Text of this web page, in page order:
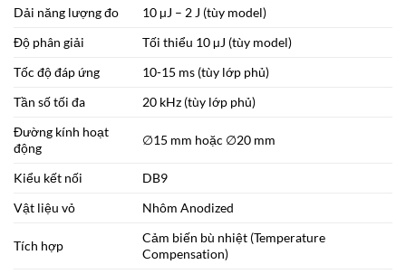
Dải năng lượng đo
10 µJ – 2 J (tùy model)
Độ phân giải
Tối thiểu 10 µJ (tùy model)
Tốc độ đáp ứng
10-15 ms (tùy lớp phủ)
Tần số tối đa
20 kHz (tùy lớp phủ)
Đường kính hoạt
động
∅15 mm hoặc ∅20 mm
Kiểu kết nối
DB9
Vật liệu vỏ
Nhôm Anodized
Tích hợp
Cảm biến bù nhiệt (Temperature
Compensation)